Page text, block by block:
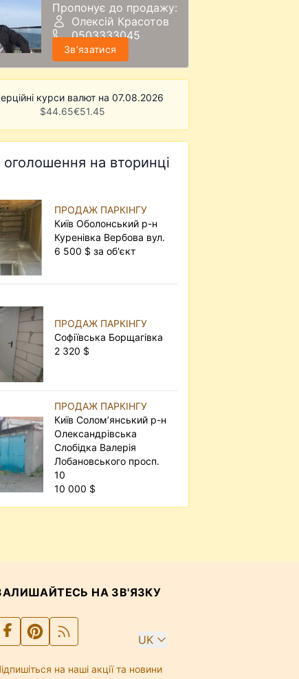
Пропонує до продажу:
Олексій Красотов
0503333045
Звʼязатися
курси валют на 07.08.2026
$44.65€51.45
оголошення на вторинці
ПРОДАЖ ПАРКІНГУ
Київ Оболонський р-н
Куренівка Вербова вул.
6 500 $ за об'єкт
ПРОДАЖ ПАРКІНГУ
Софіївська Борщагівка
2 320 $
ПРОДАЖ ПАРКІНГУ
Київ Солом’янський р-н
Олександрівська
Слобідка Валерія
Лобановського просп.
10
10 000 $
НА ЗВ'ЯЗКУ
UK
на наші акції та новини